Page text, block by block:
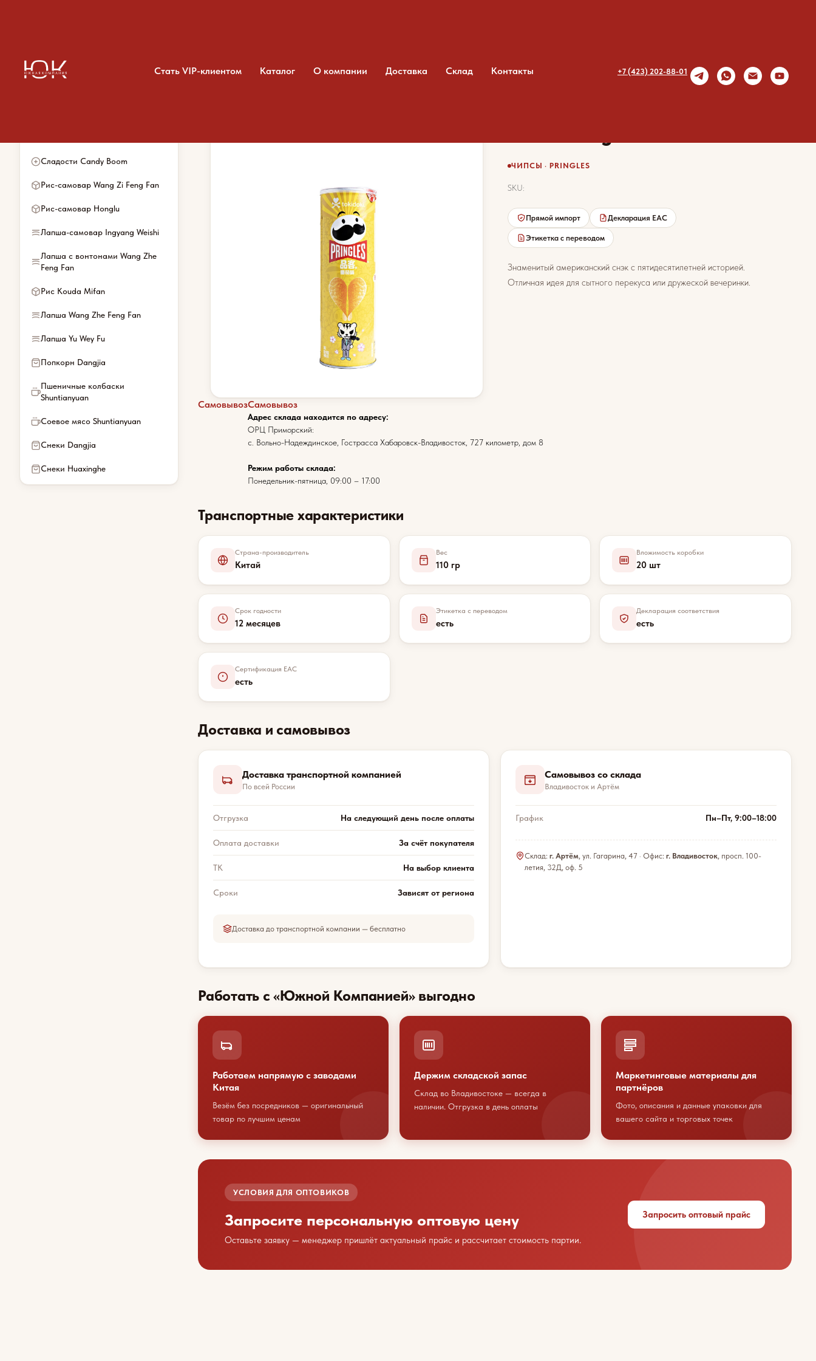
Стать VIP-клиентом Каталог О компании Доставка Склад Контакты +7 (423) 202-88-01
Сладости Candy Boom
Рис-самовар Wang Zi Feng Fan
Рис-самовар Honglu
Лапша-самовар Ingyang Weishi
Лапша с вонтонами Wang Zhe
Feng Fan
Рис Kouda Mifan
Лапша Wang Zhe Feng Fan
Лапша Yu Wey Fu
Попкорн Dangjia
Пшеничные колбаски
Shuntianyuan
Соевое мясо Shuntianyuan
Снеки Dangjia
Снеки Huaxinghe
ЧИПСЫ · PRINGLES
SKU:
Прямой импорт Декларация EAC
Этикетка с переводом
Знаменитый американский снэк с пятидесятилетней историей.
Отличная идея для сытного перекуса или дружеской вечеринки.
СамовывозСамовывоз
Адрес склада находится по адресу:
ОРЦ Приморский:
с. Вольно-Надеждинское, Гострасса Хабаровск-Владивосток, 727 километр, дом 8
Режим работы склада:
Понедельник-пятница, 09:00 – 17:00
Транспортные характеристики
Страна-производитель
Китай
Вес
110 гр
Вложимость коробки
20 шт
Срок годности
12 месяцев
Этикетка с переводом
есть
Декларация соответствия
есть
Сертификация EAC
есть
Доставка и самовывоз
Доставка транспортной компанией
По всей России
Отгрузка На следующий день после оплаты
Оплата доставки За счёт покупателя
ТК На выбор клиента
Сроки Зависят от региона
Доставка до транспортной компании — бесплатно
Самовывоз со склада
Владивосток и Артём
График Пн–Пт, 9:00–18:00
Склад: г. Артём, ул. Гагарина, 47 · Офис: г. Владивосток, просп. 100-
летия, 32Д, оф. 5
Работать с «Южной Компанией» выгодно
Работаем напрямую с заводами
Китая
Везём без посредников — оригинальный
товар по лучшим ценам
Держим складской запас
Склад во Владивостоке — всегда в
наличии. Отгрузка в день оплаты
Маркетинговые материалы для
партнёров
Фото, описания и данные упаковки для
вашего сайта и торговых точек
УСЛОВИЯ ДЛЯ ОПТОВИКОВ
Запросите персональную оптовую цену
Оставьте заявку — менеджер пришлёт актуальный прайс и рассчитает стоимость партии.
Запросить оптовый прайс